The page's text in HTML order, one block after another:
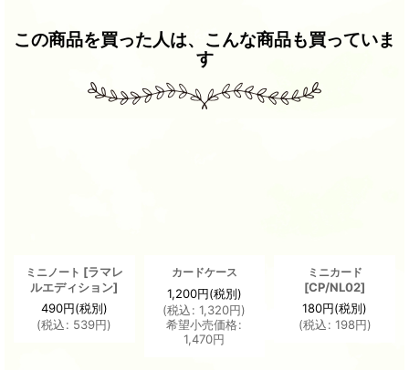
この商品を買った人は、こんな商品も買っていま
す
ミニノート [ラマレ
ルエディション]
490円(税別)
(税込: 539円)
カードケース
1,200円(税別)
(税込: 1,320円)
希望小売価格:
1,470円
ミニカード
[CP/NL02]
180円(税別)
(税込: 198円)